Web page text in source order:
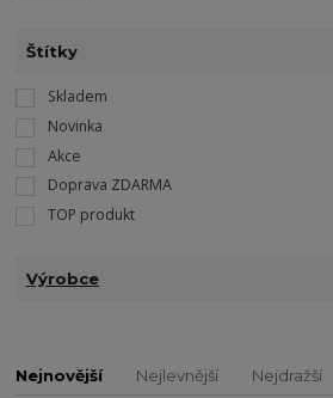
Štítky
Skladem
Novinka
Akce
Doprava ZDARMA
TOP produkt
Výrobce
Nejnovější Nejlevnější Nejdražší